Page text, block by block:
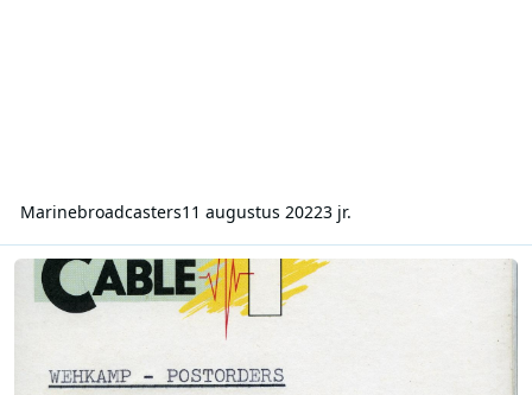
Marinebroadcasters11 augustus 20223 jr.
Cable One - 23-09-1989 - 0919-0100 - Frits Mulder, Linda de Mol,